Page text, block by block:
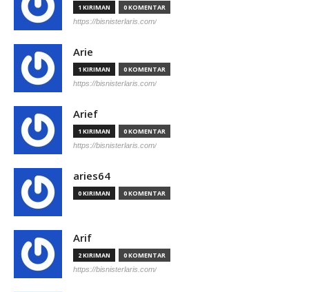
1 KIRIMAN 0 KOMENTAR
https://bisnisterlaris.com/
Arie
1 KIRIMAN 0 KOMENTAR
https://bisnisterlaris.com/
Arief
1 KIRIMAN 0 KOMENTAR
https://bisnisterlaris.com/
aries64
0 KIRIMAN 0 KOMENTAR
Arif
2 KIRIMAN 0 KOMENTAR
https://bisnisterlaris.com/